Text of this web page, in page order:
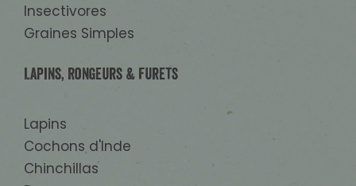
Insectivores
Graines Simples
Lapins, Rongeurs & Furets
Lapins
Cochons d'Inde
Chinchillas